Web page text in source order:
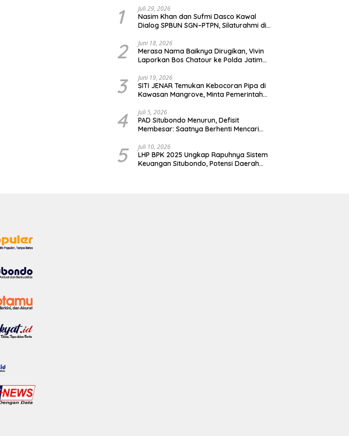
Indonesia.
1 Juli 29, 2026
Nasim Khan dan Sufmi Dasco Kawal
Dialog SPBUN SGN–PTPN, Silaturahmi di
Industrial
2 Juni 18, 2026
Merasa Nama Baiknya Dirugikan, Vivin
Laporkan Bos Chatour ke Polda Jatim
3 Juni 19, 2026
SITI JENAR Temukan Kebocoran Pipa di
Kawasan Mangrove, Minta Pemerintah
4 Juli 5, 2026
PAD Situbondo Menurun, Defisit
Membesar: Saatnya Berhenti Mencari
Akuntabilitas.
5 Juli 10, 2026
LHP BPK 2025 Ungkap Rapuhnya Sistem
Keuangan Situbondo, Potensi Daerah